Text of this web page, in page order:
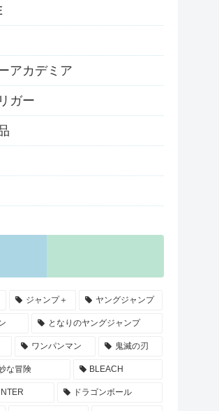
アカデミア
ガー
ジャンプ＋ ヤングジャンプ
となりのヤングジャンプ
ワンパンマン 鬼滅の刃
な冒険 BLEACH
ドラゴンボール